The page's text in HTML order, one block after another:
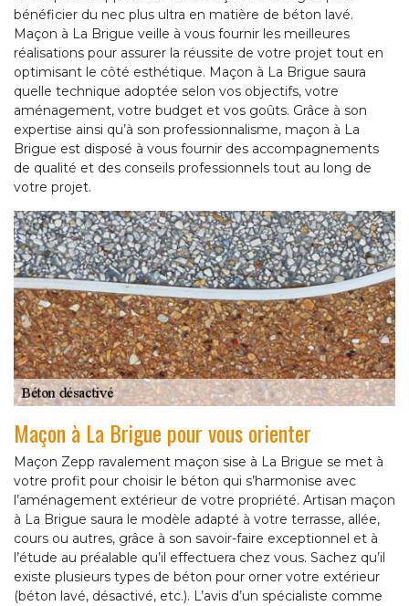
bénéficier du nec plus ultra en matière de béton lavé.
Maçon à La Brigue veille à vous fournir les meilleures
réalisations pour assurer la réussite de votre projet tout en
optimisant le côté esthétique. Maçon à La Brigue saura
quelle technique adoptée selon vos objectifs, votre
aménagement, votre budget et vos goûts. Grâce à son
expertise ainsi qu’à son professionnalisme, maçon à La
Brigue est disposé à vous fournir des accompagnements
de qualité et des conseils professionnels tout au long de
votre projet.
Maçon à La Brigue pour vous orienter
Maçon Zepp ravalement maçon sise à La Brigue se met à
votre profit pour choisir le béton qui s’harmonise avec
l’aménagement extérieur de votre propriété. Artisan maçon
à La Brigue saura le modèle adapté à votre terrasse, allée,
cours ou autres, grâce à son savoir-faire exceptionnel et à
l’étude au préalable qu’il effectuera chez vous. Sachez qu’il
existe plusieurs types de béton pour orner votre extérieur
(béton lavé, désactivé, etc.). L’avis d’un spécialiste comme